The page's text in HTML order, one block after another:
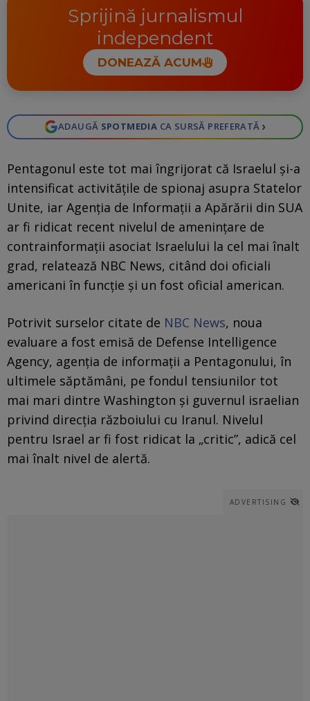
Sprijină jurnalismul
independent
DONEAZĂ ACUM
ADAUGĂ SPOTMEDIA CA SURSĂ PREFERATĂ ›
Pentagonul este tot mai îngrijorat că Israelul și-a
intensificat activitățile de spionaj asupra Statelor
Unite, iar Agenția de Informații a Apărării din SUA
ar fi ridicat recent nivelul de amenințare de
contrainformații asociat Israelului la cel mai înalt
grad, relatează NBC News, citând doi oficiali
americani în funcție și un fost oficial american.
Potrivit surselor citate de NBC News, noua
evaluare a fost emisă de Defense Intelligence
Agency, agenția de informații a Pentagonului, în
ultimele săptămâni, pe fondul tensiunilor tot
mai mari dintre Washington și guvernul israelian
privind direcția războiului cu Iranul. Nivelul
pentru Israel ar fi fost ridicat la „critic”, adică cel
mai înalt nivel de alertă.
ADVERTISING